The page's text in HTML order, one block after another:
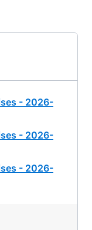
- 2026-
- 2026-
- 2026-